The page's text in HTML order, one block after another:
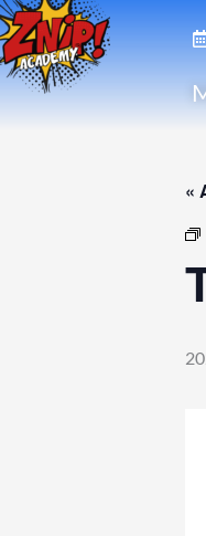
Zum
Inhalt
springen
«